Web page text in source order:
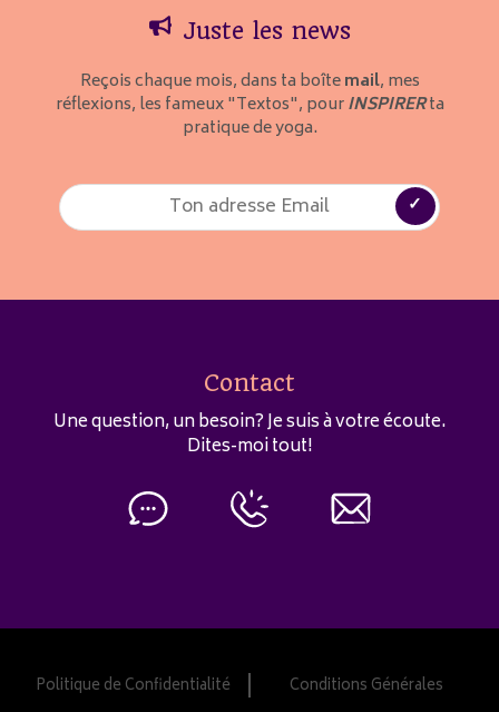
Juste les news
Reçois chaque mois, dans ta boîtemail, mes
réflexions, les fameux "Textos", pourINSPIRERta
pratique de yoga.
Contact
Une question, un besoin? Je suis à votre écoute.
Dites-moi tout!
Politique de Confidentialité Conditions Générales